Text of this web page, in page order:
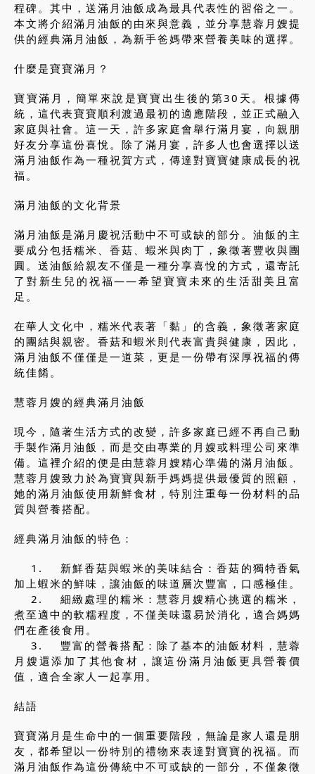
程碑。其中，送滿月油飯成為最具代表性的習俗之一。
本文將介紹滿月油飯的由來與意義，並分享慧蓉月嫂提
供的經典滿月油飯，為新手爸媽帶來營養美味的選擇。
什麼是寶寶滿月？
寶寶滿月，簡單來說是寶寶出生後的第30天。根據傳
統，這代表寶寶順利渡過最初的適應階段，並正式融入
家庭與社會。這一天，許多家庭會舉行滿月宴，向親朋
好友分享這份喜悅。除了滿月宴，許多人也會選擇以送
滿月油飯作為一種祝賀方式，傳達對寶寶健康成長的祝
福。
滿月油飯的文化背景
滿月油飯是滿月慶祝活動中不可或缺的部分。油飯的主
要成分包括糯米、香菇、蝦米與肉丁，象徵著豐收與團
圓。送油飯給親友不僅是一種分享喜悅的方式，還寄託
了對新生兒的祝福——希望寶寶未來的生活甜美且富
足。
在華人文化中，糯米代表著「黏」的含義，象徵著家庭
的團結與親密。香菇和蝦米則代表富貴與健康，因此，
滿月油飯不僅僅是一道菜，更是一份帶有深厚祝福的傳
統佳餚。
慧蓉月嫂的經典滿月油飯
現今，隨著生活方式的改變，許多家庭已經不再自己動
手製作滿月油飯，而是交由專業的月嫂或料理公司來準
備。這裡介紹的便是由慧蓉月嫂精心準備的滿月油飯。
慧蓉月嫂致力於為寶寶與新手媽媽提供最優質的照顧，
她的滿月油飯使用新鮮食材，特別注重每一份材料的品
質與營養搭配。
經典滿月油飯的特色：
1. 新鮮香菇與蝦米的美味結合：香菇的獨特香氣
加上蝦米的鮮味，讓油飯的味道層次豐富，口感極佳。
2. 細緻處理的糯米：慧蓉月嫂精心挑選的糯米，
煮至適中的軟糯程度，不僅美味還易於消化，適合媽媽
們在產後食用。
3. 豐富的營養搭配：除了基本的油飯材料，慧蓉
月嫂還添加了其他食材，讓這份滿月油飯更具營養價
值，適合全家人一起享用。
結語
寶寶滿月是生命中的一個重要階段，無論是家人還是朋
友，都希望以一份特別的禮物來表達對寶寶的祝福。而
滿月油飯作為這份傳統中不可或缺的一部分，不僅象徵